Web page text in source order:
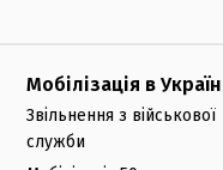
Мобілізація в
Звільнення з військової
служби